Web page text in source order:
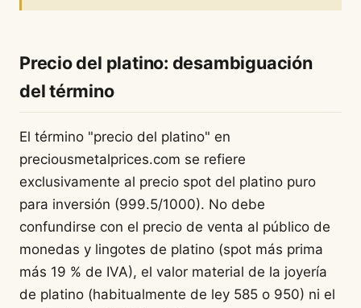
Precio del platino: desambiguación
del término
El término "precio del platino" en
preciousmetalprices.com se refiere
exclusivamente al precio spot del platino puro
para inversión (999.5/1000). No debe
confundirse con el precio de venta al público de
monedas y lingotes de platino (spot más prima
más 19 % de IVA), el valor material de la joyería
de platino (habitualmente de ley 585 o 950) ni el